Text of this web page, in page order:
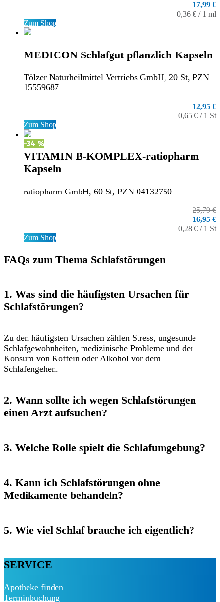
17,99 €
0,36 € / 1 ml
Zum Shop
MEDICON Schlafgut pflanzlich Kapseln
Tölzer Naturheilmittel Vertriebs GmbH, 20 St, PZN
15559687
12,95 €
0,65 € / 1 St
Zum Shop
-34 %
VITAMIN B-KOMPLEX-ratiopharm
Kapseln
ratiopharm GmbH, 60 St, PZN 04132750
25,79 €
16,95 €
0,28 € / 1 St
Zum Shop
FAQs zum Thema Schlafstörungen
1. Was sind die häufigsten Ursachen für
Schlafstörungen?
Zu den häufigsten Ursachen zählen Stress, ungesunde
Schlafgewohnheiten, medizinische Probleme und der
Konsum von Koffein oder Alkohol vor dem
Schlafengehen.
2. Wann sollte ich wegen Schlafstörungen
einen Arzt aufsuchen?
3. Welche Rolle spielt die Schlafumgebung?
4. Kann ich Schlafstörungen ohne
Medikamente behandeln?
5. Wie viel Schlaf brauche ich eigentlich?
SERVICE
Apotheke finden
Terminbuchung